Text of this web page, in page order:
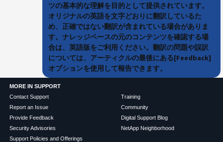
ツの基本的な理解を目的として提供されています。
オリジナルの英語を文字どおりに翻訳しているた
め、正確ではない翻訳が含まれている場合がありま
す。ナレッジベースの元のコンテンツを確認する場
合は、英語版をご利用ください。翻訳の問題や誤訳
については、アーティクルの最後にある[Feedback]
オプションを使用して報告できます。
MORE IN SUPPORT
Contact Support
Report an Issue
Provide Feedback
Security Advisories
Support Policies and Offerings
Training
Community
Digital Support Blog
NetApp Neighborhood